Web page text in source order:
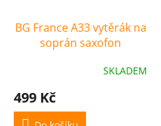
BG France A33 vytěrák na
soprán saxofon
SKLADEM
499 Kč